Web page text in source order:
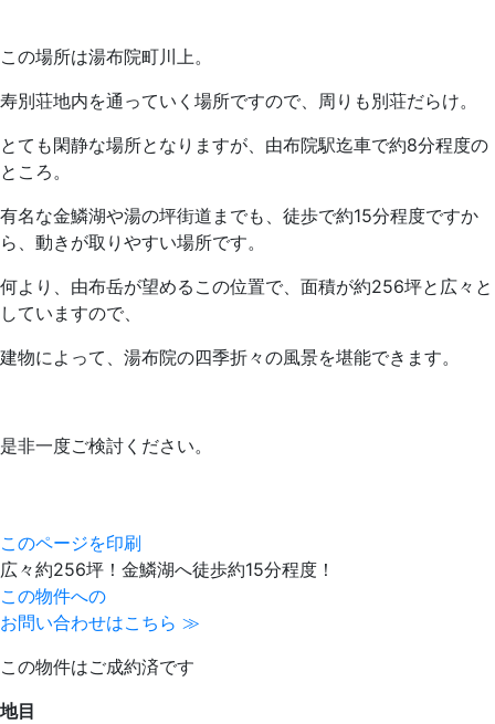
この場所は湯布院町川上。
寿別荘地内を通っていく場所ですので、周りも別荘だらけ。
とても閑静な場所となりますが、由布院駅迄車で約8分程度の
ところ。
有名な金鱗湖や湯の坪街道までも、徒歩で約15分程度ですか
ら、動きが取りやすい場所です。
何より、由布岳が望めるこの位置で、面積が約256坪と広々と
していますので、
建物によって、湯布院の四季折々の風景を堪能できます。
是非一度ご検討ください。
このページを印刷
広々約256坪！金鱗湖へ徒歩約15分程度！
この物件への
お問い合わせはこちら ≫
この物件はご成約済です
地目